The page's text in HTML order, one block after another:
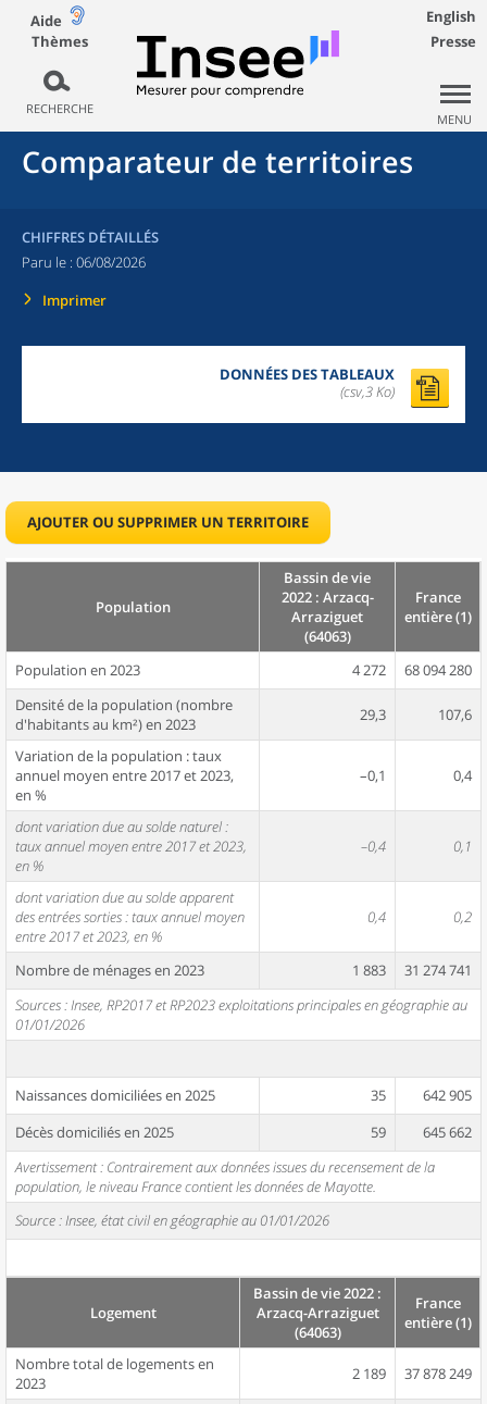
Aide
Thèmes
RECHERCHE
English
Presse
MENU
Comparateur de territoires
CHIFFRES DÉTAILLÉS
Paru le : 06/08/2026
Imprimer
DONNÉES DES TABLEAUX
(csv,3 Ko)
AJOUTER OU SUPPRIMER UN TERRITOIRE
Population
Bassin de vie
2022 : Arzacq-
Arraziguet
(64063)
France
entière (1)
Population en 2023 4 272
68 094 280
Densité de la population (nombre
d'habitants au km²) en 2023
29,3 107,6
Variation de la population : taux
annuel moyen entre 2017 et 2023,
en %
–0,1 0,4
dont variation due au solde naturel :
taux annuel moyen entre 2017 et 2023,
en %
–0,4 0,1
dont variation due au solde apparent
des entrées sorties : taux annuel moyen
entre 2017 et 2023, en %
0,4 0,2
Nombre de ménages en 2023 1 883
31 274 741
Sources : Insee, RP2017 et RP2023 exploitations principales en géographie au
01/01/2026
Naissances domiciliées en 2025 35
642 905
Décès domiciliés en 2025
59
645 662
Avertissement : Contrairement aux données issues du recensement de la
population, le niveau France contient les données de Mayotte.
Source : Insee, état civil en géographie au 01/01/2026
Logement
Bassin de vie 2022 :
Arzacq-Arraziguet
(64063)
France
entière (1)
Nombre total de logements en
2023
2 189 37 878 249